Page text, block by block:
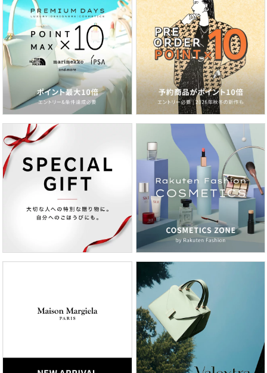
＜お電話でのお問い合わせ＞
固定電話からのお問い合わせ
0120-542-065（フリーダイヤル）
携帯・公衆電話からのお問い合わせ
050-5577-7001（有料）
＜カスタマーセンター営業時間＞
営業時間：9時～18時